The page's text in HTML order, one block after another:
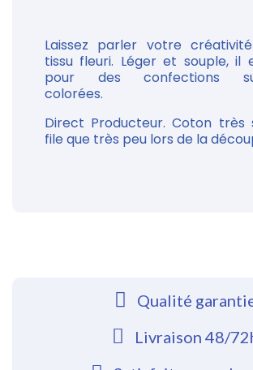
Laissez parler votre
tissu fleuri. Léger et souple, il
pour des confections
colorées.
Direct Producteur. Coton très
file que très peu lors de la
Qualité
Livraison 48/